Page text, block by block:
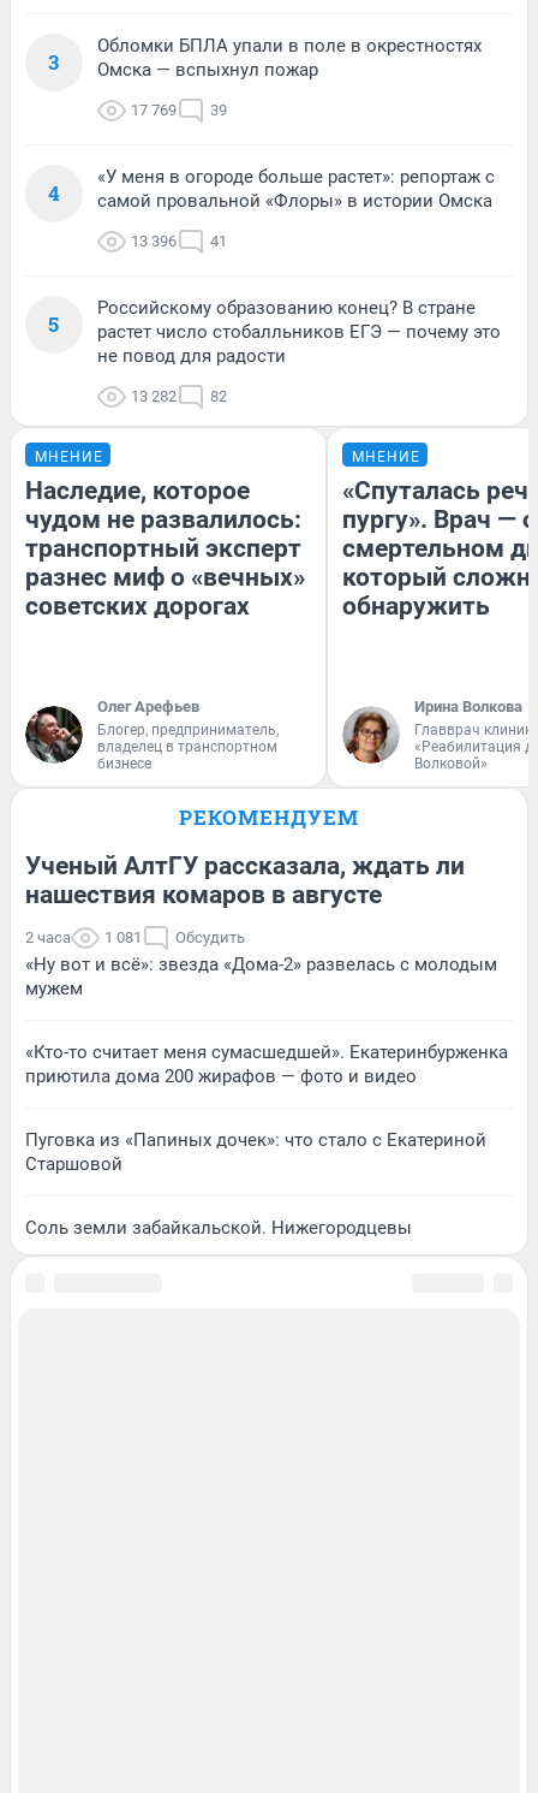
3
Обломки БПЛА упали в поле в окрестностях
Омска — вспыхнул пожар
17 769 39
4
«У меня в огороде больше растет»: репортаж с
самой провальной «Флоры» в истории Омска
13 396 41
5
Российскому образованию конец? В стране
растет число стобалльников ЕГЭ — почему это
не повод для радости
13 282 82
МНЕНИЕ
Наследие, которое
чудом не развалилось:
транспортный эксперт
разнес миф о «вечных»
советских дорогах
Олег Арефьев
Блогер, предприниматель,
владелец в транспортном
бизнесе
МНЕНИЕ
«Спуталась
пургу». Врач — о
смертельном
который
обнаружить
Ирина Волкова
Главврач
«Реабилитация
Волковой»
РЕКОМЕНДУЕМ
Ученый АлтГУ рассказала, ждать ли
нашествия комаров в августе
2 часа 1 081 Обсудить
«Ну вот и всё»: звезда «Дома-2» развелась с молодым
мужем
«Кто-то считает меня сумасшедшей». Екатеринбурженка
приютила дома 200 жирафов — фото и видео
Пуговка из «Папиных дочек»: что стало с Екатериной
Старшовой
Соль земли забайкальской. Нижегородцевы